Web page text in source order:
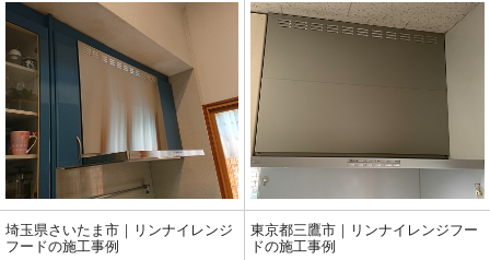
埼玉県さいたま市｜リンナイレンジ
フードの施工事例
東京都三鷹市｜リンナイレンジフー
ドの施工事例